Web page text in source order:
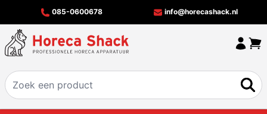
085-0600678 info@horecashack.nl